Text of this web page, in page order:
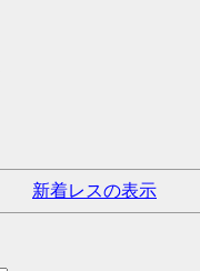
新着レスの表示